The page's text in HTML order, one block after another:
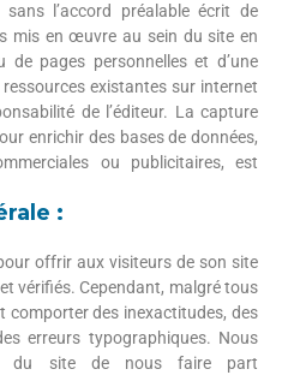
l’accord préalable écrit de
mis en œuvre au sein du site en
de pages personnelles et d’une
existantes sur internet
de l’éditeur. La capture
enrichir des bases de données,
ou publicitaires, est
:
offrir aux visiteurs de son site
vérifiés. Cependant, malgré tous
comporter des inexactitudes, des
erreurs typographiques. Nous
du site de nous faire part